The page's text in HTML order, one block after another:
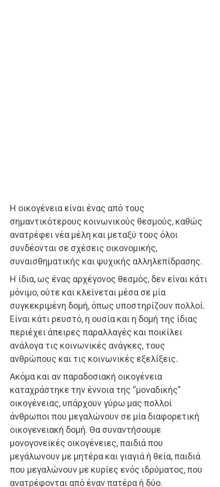
Η οικογένεια είναι ένας από τους
σημαντικότερους κοινωνικούς θεσμούς, καθώς
ανατρέφει νέα μέλη και μεταξύ τους όλοι
συνδέονται σε σχέσεις οικονομικής,
συναισθηματικής και ψυχικής αλληλεπίδρασης.
Η ίδια, ως ένας αρχέγονος θεσμός, δεν είναι κάτι
μόνιμο, ούτε και κλείνεται μέσα σε μία
συγκεκριμένη δομή, όπως υποστηρίζουν πολλοί.
Είναι κάτι ρευστό, η ουσία και η δομή της ίδιας
περιέχει άπειρες παραλλαγές και ποικίλει
ανάλογα τις κοινωνικές ανάγκες, τους
ανθρώπους και τις κοινωνικές εξελίξεις.
Ακόμα και αν παραδοσιακή οικογένεια
καταχράστηκε την έννοια της “μοναδικής”
οικογένειας, υπάρχουν γύρω μας πολλοί
άνθρωποι που μεγαλώνουν σε μία διαφορετική
οικογενειακή δομή. Θα συναντήσουμε
μονογονεϊκές οικογένειες, παιδιά που
μεγάλωνουν με μητέρα και γιαγιά ή θεία, παιδιά
που μεγαλώνουν με κυρίες ενός ιδρύματος, που
ανατρέφονται από έναν πατέρα ή δύο.